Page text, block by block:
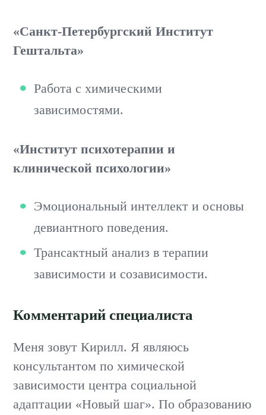
«Санкт-Петербургский Институт
Гештальта»
Работа с химическими
зависимостями.
«Институт психотерапии и
клинической психологии»
Эмоциональный интеллект и основы
девиантного поведения.
Трансактный анализ в терапии
зависимости и созависимости.
Комментарий специалиста
Меня зовут Кирилл. Я являюсь
консультантом по химической
зависимости центра социальной
адаптации «Новый шаг». По образованию